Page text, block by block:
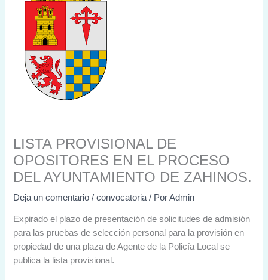
LISTA PROVISIONAL DE
OPOSITORES EN EL PROCESO
DEL AYUNTAMIENTO DE ZAHINOS.
Deja un comentario /convocatoria / PorAdmin
Expirado el plazo de presentación de solicitudes de admisión
para las pruebas de selección personal para la provisión en
propiedad de una plaza de Agente de la Policía Local se
publica la lista provisional.